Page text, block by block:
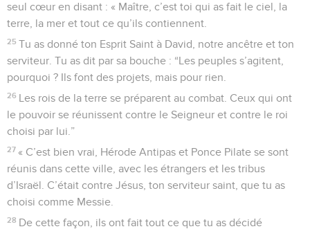
seul cœur en disant : « Maître, c’est toi qui as fait le ciel, la
terre, la mer et tout ce qu’ils contiennent.
25 Tu as donné ton Esprit Saint à David, notre ancêtre et ton
serviteur. Tu as dit par sa bouche : “Les peuples s’agitent,
pourquoi ? Ils font des projets, mais pour rien.
26 Les rois de la terre se préparent au combat. Ceux qui ont
le pouvoir se réunissent contre le Seigneur et contre le roi
choisi par lui.”
27 « C’est bien vrai, Hérode Antipas et Ponce Pilate se sont
réunis dans cette ville, avec les étrangers et les tribus
d’Israël. C’était contre Jésus, ton serviteur saint, que tu as
choisi comme Messie.
28 De cette façon, ils ont fait tout ce que tu as décidé